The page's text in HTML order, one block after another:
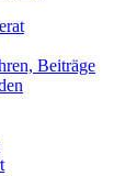
Beiträge